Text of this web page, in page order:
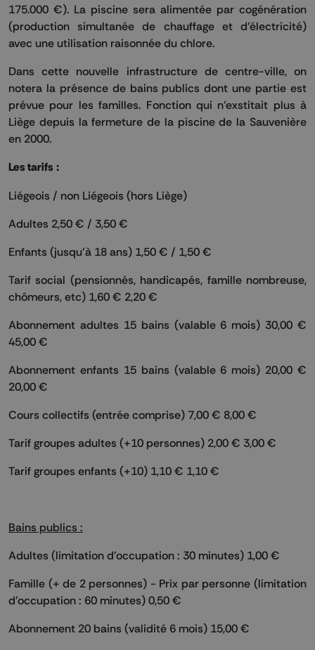
175.000 €). La piscine sera alimentée par cogénération
(production simultanée de chauffage et d’électricité)
avec une utilisation raisonnée du chlore.
Dans cette nouvelle infrastructure de centre-ville, on
notera la présence de bains publics dont une partie est
prévue pour les familles. Fonction qui n’exstitait plus à
Liège depuis la fermeture de la piscine de la Sauvenière
en 2000.
Les tarifs :
Liégeois / non Liégeois (hors Liège)
Adultes 2,50 € / 3,50 €
Enfants (jusqu'à 18 ans) 1,50 € / 1,50 €
Tarif social (pensionnés, handicapés, famille nombreuse,
chômeurs, etc) 1,60 € 2,20 €
Abonnement adultes 15 bains (valable 6 mois) 30,00 €
45,00 €
Abonnement enfants 15 bains (valable 6 mois) 20,00 €
20,00 €
Cours collectifs (entrée comprise) 7,00 € 8,00 €
Tarif groupes adultes (+10 personnes) 2,00 € 3,00 €
Tarif groupes enfants (+10) 1,10 € 1,10 €
Bains publics :
Adultes (limitation d'occupation : 30 minutes) 1,00 €
Famille (+ de 2 personnes) - Prix par personne (limitation
d'occupation : 60 minutes) 0,50 €
Abonnement 20 bains (validité 6 mois) 15,00 €